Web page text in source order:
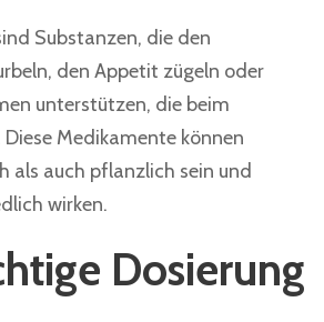
Substanzen, die den
den Appetit zügeln oder
unterstützen, die beim
Medikamente können
als auch pflanzlich sein und
wirken.
Dosierung